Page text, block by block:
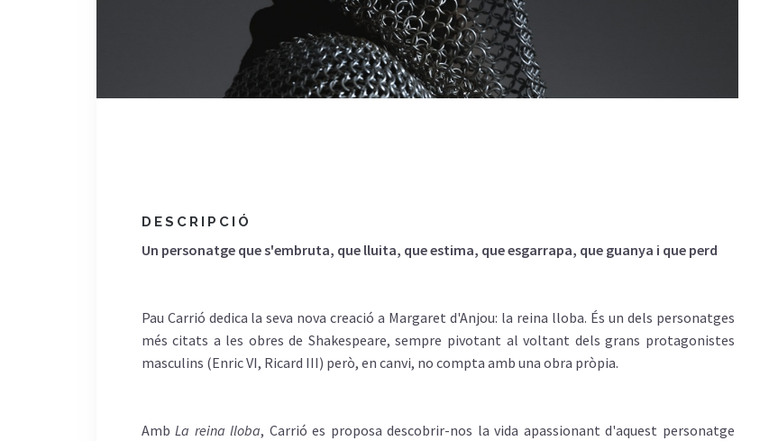
DESCRIPCIÓ
Un personatgeques'embruta, que lluita, que estima, queesgarrapa, que guanya i que perd
Pau Carrió dedica laseva novacreació a Margaretd'Anjou: la reina lloba. És un dels personatges
més citats a les obres de Shakespeare,sempre pivotant alvoltant dels grans protagonistes
masculins (Enric VI, Ricard III) però, en canvi, no compta amb una obra pròpia.
Amb La reinalloba, Carrió es proposa descobrir-nos la vida apassionant d'aquest personatge